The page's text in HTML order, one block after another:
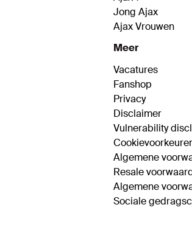
Jong Ajax
Ajax Vrouwen
Meer
Vacatures
Fanshop
Privacy
Disclaimer
Vulnerability
Algemene
Resale
Algemene
Sociale